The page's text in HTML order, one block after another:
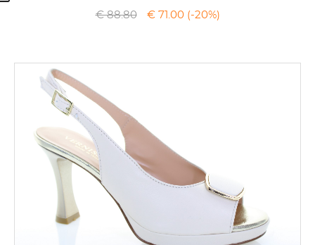
€ 88.80
€ 71.00(-20%)